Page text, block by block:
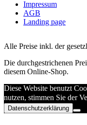
Impressum
AGB
Landing page
Alle Preise inkl. der
Die durchgestrichenen
diesem Online-Shop.
Diese Website benutzt
nutzen, stimmen Sie der
Datenschutzerklärung